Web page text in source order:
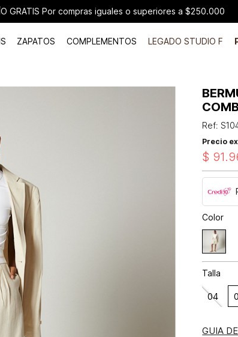
GRATIS Por compras iguales o superiores a $250.000
ZAPATOS COMPLEMENTOS LEGADO STUDIO F
Ref:
Precio
$ 91.
Color
Talla
04
GUIA